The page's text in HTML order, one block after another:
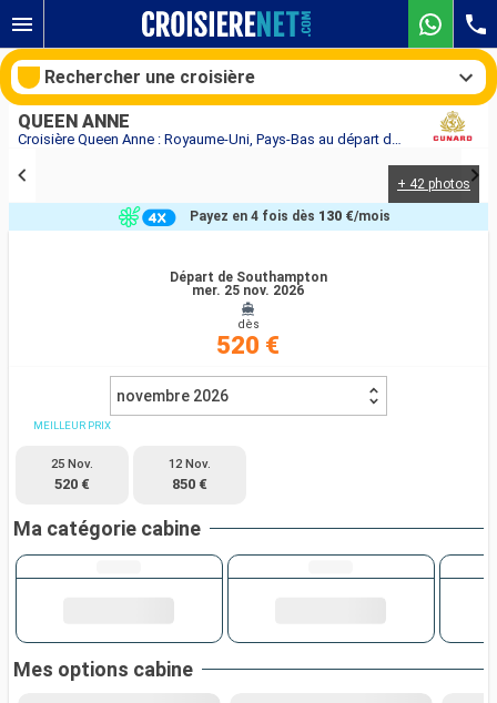
Croisière Queen Anne : Royaume-Uni, Pays-Bas au départ de Southampton
QUEEN ANNE
+ 42 photos
Départ de Southampton
mer. 25 nov. 2026
dès
520 €
Payez en 4 fois dès 130 €/mois
novembre 2026
MEILLEUR PRIX
25 Nov.
520 €
12 Nov.
850 €
Ma catégorie cabine
Mes options cabine
Rechercher une croisière
Nos destinations
Compagnies
Rechercher